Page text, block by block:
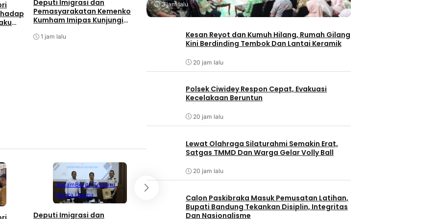
Deputi Imigrasi dan
Pemasyarakatan Kemenko
Kumham Imipas Kunjungi
Overstaying dan KUHP Baru
1 jam lalu
Bangun Pos Kamling, Satgas
TMMD Siapkan Sarana
2 jam lalu
Kartini Masa Kini, Sunarti
Perempuan Hebat di Tengah
TMMD.
2 jam lalu
BatamBerita Terbaru
Berita Utama
Deputi Imigrasi dan
Berita Terbaru
InfrastrukturNasional
Bangun Pos Kamling, Satgas
Nasional
3 jam lalu
Kesan Reyot dan Kumuh Hilang, Rumah Gilang
Kini Berdinding Tembok Dan Lantai Keramik
20 jam lalu
Polsek Ciwidey Respon Cepat, Evakuasi
Kecelakaan Beruntun
20 jam lalu
Lewat Olahraga Silaturahmi Semakin Erat,
Satgas TMMD Dan Warga Gelar Volly Ball
20 jam lalu
Calon Paskibraka Masuk Pemusatan Latihan,
Bupati Bandung Tekankan Disiplin, Integritas
Dan Nasionalisme